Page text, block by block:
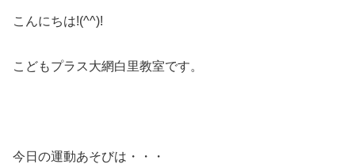
こんにちは!(^^)!
こどもプラス大網白里教室です。
今日の運動あそびは・・・